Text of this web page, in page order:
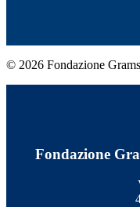
© 2026 Fondazione
Fondazione